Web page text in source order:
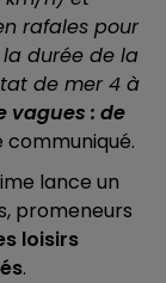
rafales pour
la durée de la
de mer 4 à
vagues : de
communiqué.
lance un
promeneurs
loisirs
.